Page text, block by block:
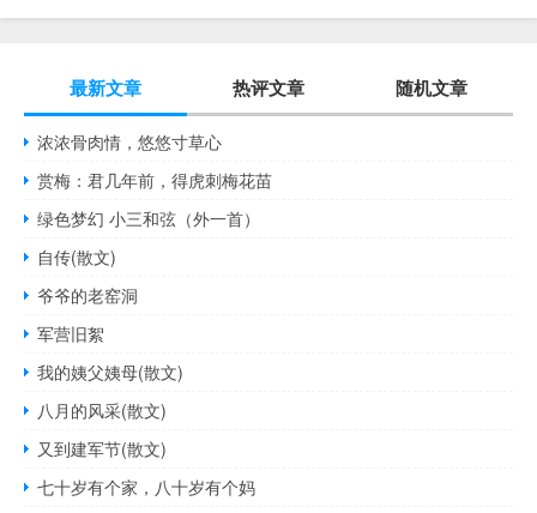
最新文章 热评文章 随机文章
浓浓骨肉情，悠悠寸草心
赏梅：君几年前，得虎刺梅花苗
绿色梦幻 小三和弦（外一首）
自传(散文)
爷爷的老窑洞
军营旧絮
我的姨父姨母(散文)
八月的风采(散文)
又到建军节(散文)
七十岁有个家，八十岁有个妈